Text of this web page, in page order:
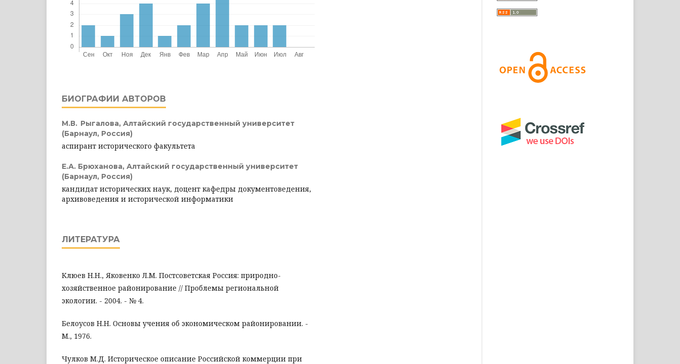
БИОГРАФИИ АВТОРОВ
М.В. Рыгалова, Алтайский государственный университет
(Барнаул, Россия)
аспирант исторического факультета
Е.А. Брюханова, Алтайский государственный университет
(Барнаул, Россия)
кандидат исторических наук, доцент кафедры документоведения,
архивоведения и исторической информатики
ЛИТЕРАТУРА
Клюев Н.Н., Яковенко Л.М. Постсоветская Россия: природно-
хозяйственное районирование // Проблемы региональной
экологии. - 2004. - № 4.
Белоусов Н.Н. Основы учения об экономическом районировании. -
М., 1976.
Чулков М.Д. Историческое описание Российской коммерции при